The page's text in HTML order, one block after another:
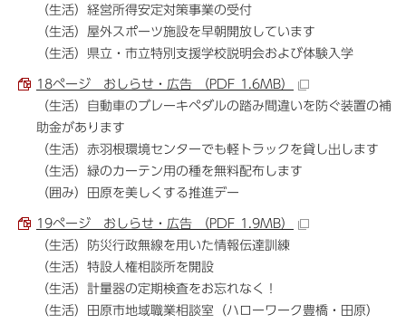
（生活）経営所得安定対策事業の受付
（生活）屋外スポーツ施設を早朝開放しています
（生活）県立・市立特別支援学校説明会および体験入学
18ページ おしらせ・広告 （PDF 1.6MB）
（生活）自動車のブレーキペダルの踏み間違いを防ぐ装置の補
助金があります
（生活）赤羽根環境センターでも軽トラックを貸し出します
（生活）緑のカーテン用の種を無料配布します
（囲み）田原を美しくする推進デー
19ページ おしらせ・広告 （PDF 1.9MB）
（生活）防災行政無線を用いた情報伝達訓練
（生活）特設人権相談所を開設
（生活）計量器の定期検査をお忘れなく！
（生活）田原市地域職業相談室（ハローワーク豊橋・田原）